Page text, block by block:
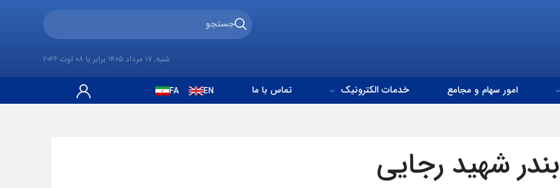
شنبه, 17 مرداد 1405 برابر با 08 اوت 2026
امور سهام و مجامع خدمات الکترونیک تماس با ما EN
FA
بندر شهید رجایی